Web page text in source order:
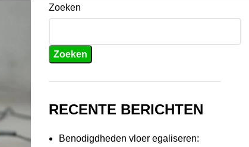
Zoeken
Zoeken
RECENTE BERICHTEN
Benodigdheden vloer egaliseren: